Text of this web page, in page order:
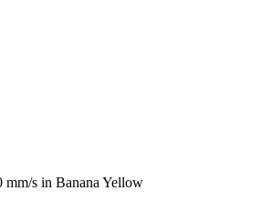
s in Banana Yellow